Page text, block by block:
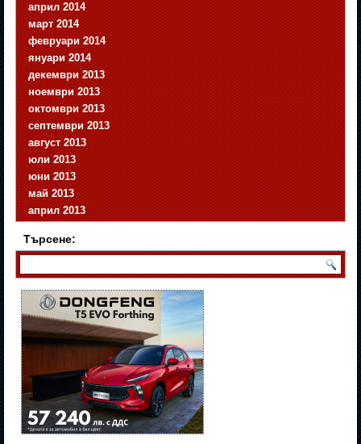
април 2014
март 2014
февруари 2014
януари 2014
декември 2013
ноември 2013
октомври 2013
септември 2013
август 2013
юли 2013
юни 2013
май 2013
април 2013
Търсене: